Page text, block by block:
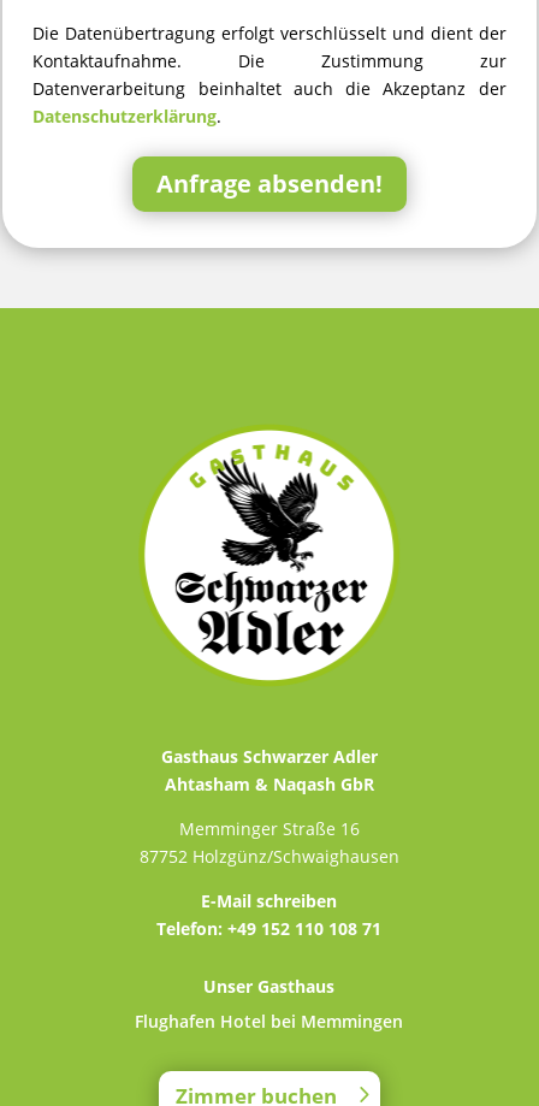
Die Datenübertragung erfolgt verschlüsselt und dient der
Kontaktaufnahme. Die Zustimmung zur
Datenverarbeitung beinhaltet auch die Akzeptanz der
Datenschutzerklärung.
Gasthaus Schwarzer Adler
Ahtasham & Naqash GbR
Memminger Straße 16
87752 Holzgünz/Schwaighausen
E-Mail schreiben
Telefon:+49 152 110 108 71
Unser Gasthaus
Flughafen Hotel bei Memmingen
Zimmer buchen